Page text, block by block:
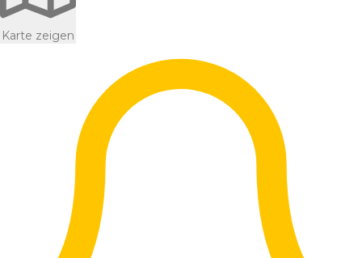
Karte zeigen